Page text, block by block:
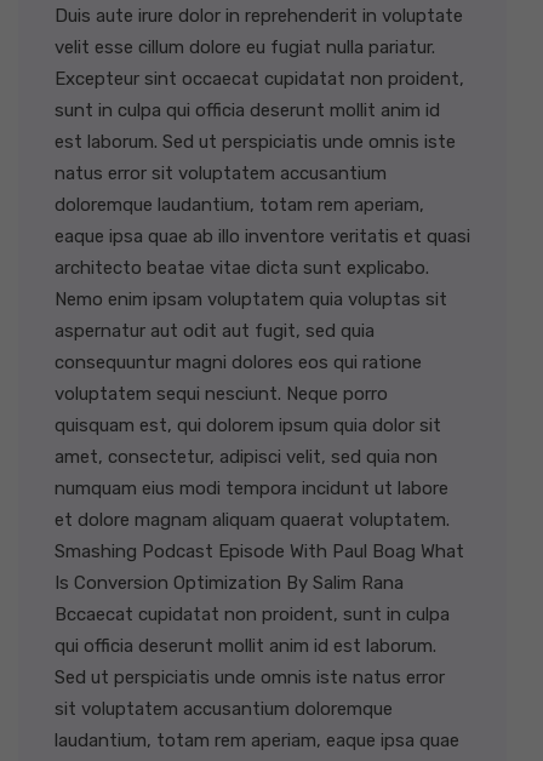
Duis aute irure dolor in reprehenderit in voluptate
velit esse cillum dolore eu fugiat nulla pariatur.
Excepteur sint occaecat cupidatat non proident,
sunt in culpa qui officia deserunt mollit anim id
est laborum. Sed ut perspiciatis unde omnis iste
natus error sit voluptatem accusantium
doloremque laudantium, totam rem aperiam,
eaque ipsa quae ab illo inventore veritatis et quasi
architecto beatae vitae dicta sunt explicabo.
Nemo enim ipsam voluptatem quia voluptas sit
aspernatur aut odit aut fugit, sed quia
consequuntur magni dolores eos qui ratione
voluptatem sequi nesciunt. Neque porro
quisquam est, qui dolorem ipsum quia dolor sit
amet, consectetur, adipisci velit, sed quia non
numquam eius modi tempora incidunt ut labore
et dolore magnam aliquam quaerat voluptatem.
Smashing Podcast Episode With Paul Boag What
Is Conversion Optimization By Salim Rana
Bccaecat cupidatat non proident, sunt in culpa
qui officia deserunt mollit anim id est laborum.
Sed ut perspiciatis unde omnis iste natus error
sit voluptatem accusantium doloremque
laudantium, totam rem aperiam, eaque ipsa quae